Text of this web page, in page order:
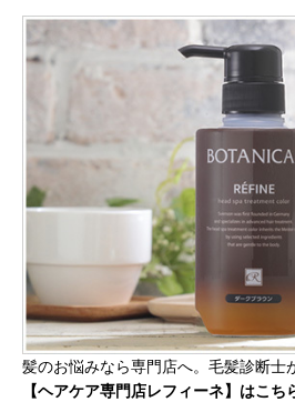
髪のお悩みなら専門店へ。毛髪診断士
【ヘアケア専門店レフィーネ】はこち